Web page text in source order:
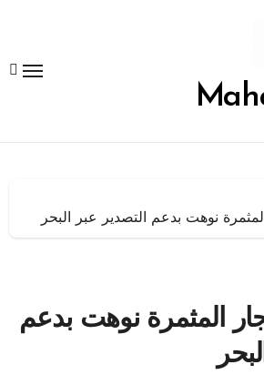
المثمرة نوهت بدعم التصدير عبر البحر
المثمرة نوهت بدعم